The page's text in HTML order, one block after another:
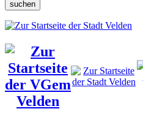
suchen